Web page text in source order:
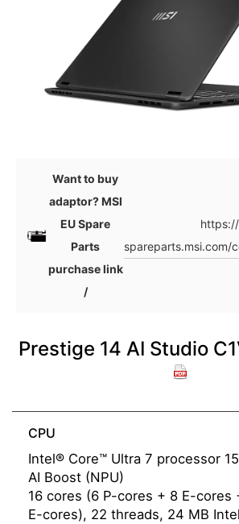
Want to buy
adaptor? MSI
EU Spare
Parts
purchase link
/
spareparts.msi.com/
Prestige 14 AI Studio
CPU
Intel® Core™ Ultra 7 processor
AI Boost (NPU)
16 cores (6 P-cores + 8 E-cores
E-cores), 22 threads, 24 MB Intel